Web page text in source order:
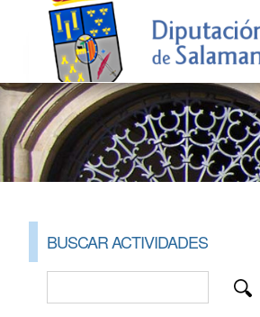
BUSCAR ACTIVIDADES